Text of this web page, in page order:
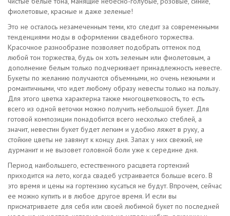
фиолетовые, красные и даже зеленые!
Это не осталось незамеченным теми, кто следит за современными
тенденциями моды в оформлении свадебного торжества.
Красочное разнообразие позволяет подобрать оттенок под
любой тон торжества, будь он хоть зеленым или фиолетовым, а
дополнение белым только подчеркивает принадлежность невесте.
Букеты по желанию получаются объемными, но очень нежными и
романтичными, что идет любому образу невесты только на пользу.
Для этого цветка характерна также многоцветковость, то есть
всего из одной веточки можно получить небольшой букет. Для
готовой композиции понадобится всего несколько стеблей, а
значит, невестин букет будет легким и удобно ляжет в руку, а
стойкие цветы не завянут к концу дня. Запах у них свежий, не
дурманит и не вызовет головной боли уже к середине дня.
Период наибольшего, естественного расцвета гортензий
приходится на лето, когда свадеб устраивается больше всего. В
это время и цены на гортензию кусаться не будут. Впрочем, сейчас
ее можно купить и в любое другое время. И если вы
присматриваете для себя или своей любимой букет по последней